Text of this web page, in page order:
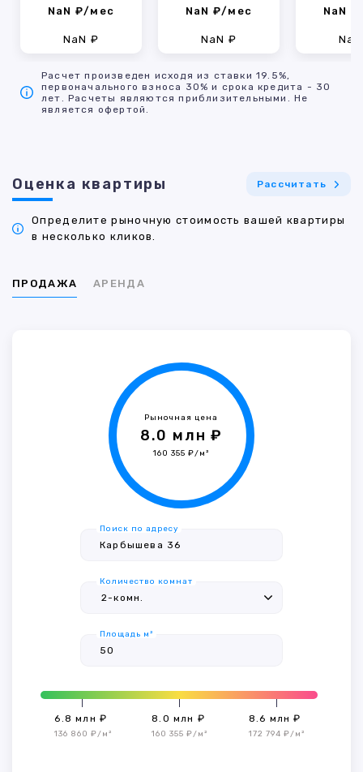
NaN ₽/мес
NaN ₽
NaN ₽/мес
NaN ₽
NaN
Расчет произведен исходя из ставки 19.5%,
первоначального взноса 30% и срока кредита - 30
лет. Расчеты являются приблизительными. Не
является офертой.
Оценка квартиры Рассчитать
Определите рыночную стоимость вашей квартиры
в несколько кликов.
ПРОДАЖА АРЕНДА
Рыночная цена
8.0 млн ₽
160 355 ₽/м²
Поиск по адресу
Количество комнат
Площадь м²
6.8 млн ₽
136 860 ₽/м²
8.0 млн ₽
160 355 ₽/м²
8.6 млн ₽
172 794 ₽/м²